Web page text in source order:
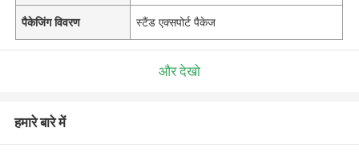
पैकेजिंग विवरण स्टैंड एक्सपोर्ट पैकेज
और देखो
हमारे बारे में